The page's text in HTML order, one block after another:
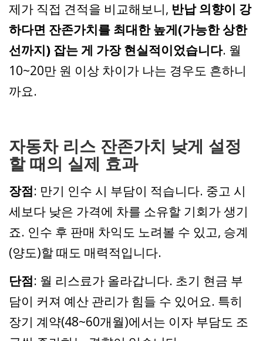
제가 직접 견적을 비교해보니, 반납 의향이 강
하다면 잔존가치를 최대한 높게(가능한 상한
선까지) 잡는 게 가장 현실적이었습니다. 월
10~20만 원 이상 차이가 나는 경우도 흔하니
까요.
자동차 리스 잔존가치 낮게 설정
할 때의 실제 효과
장점: 만기 인수 시 부담이 적습니다. 중고 시
세보다 낮은 가격에 차를 소유할 기회가 생기
죠. 인수 후 판매 차익도 노려볼 수 있고, 승계
(양도)할 때도 매력적입니다.
단점: 월 리스료가 올라갑니다. 초기 현금 부
담이 커져 예산 관리가 힘들 수 있어요. 특히
장기 계약(48~60개월)에서는 이자 부담도 조